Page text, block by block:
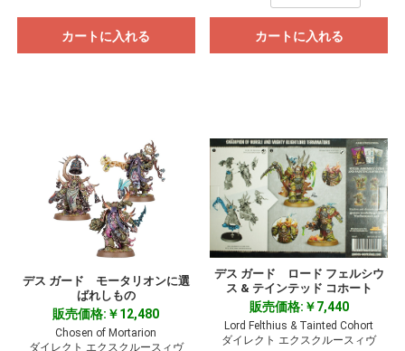
カートに入れる カートに入れる
デス ガード モータリオンに選
ばれしもの
販売価格:￥12,480
Chosen of Mortarion
ダイレクト エクスクルースィヴ
デス ガード ロード フェルシウ
ス & テインテッド コホート
販売価格:￥7,440
Lord Felthius & Tainted Cohort
ダイレクト エクスクルースィヴ